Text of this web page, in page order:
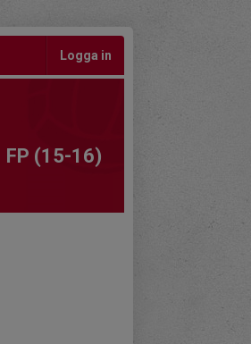
Logga in
FP (15-16)